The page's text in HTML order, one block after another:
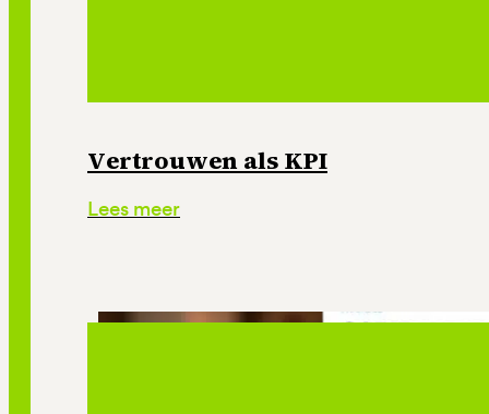
Vertrouwen als KPI
Lees meer